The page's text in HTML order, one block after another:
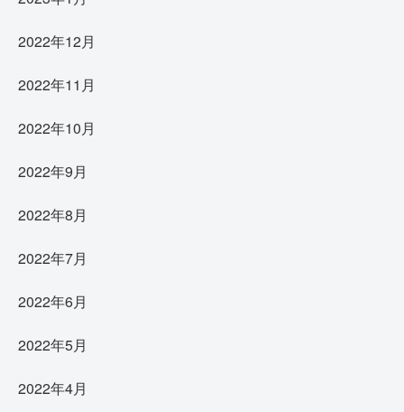
2022年12月
2022年11月
2022年10月
2022年9月
2022年8月
2022年7月
2022年6月
2022年5月
2022年4月